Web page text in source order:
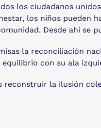
los ciudadanos
los niños pueden
Desde ahí se
la reconciliación
con su ala
reconstruir la ilusión